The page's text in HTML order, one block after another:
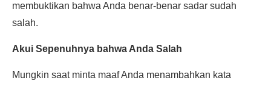
membuktikan bahwa Anda benar-benar sadar sudah
salah.
Akui Sepenuhnya bahwa Anda Salah
Mungkin saat minta maaf Anda menambahkan kata